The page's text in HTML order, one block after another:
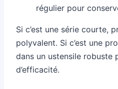
régulier pour
Si c’est une série courte,
polyvalent. Si c’est une
dans un ustensile robuste
d’efficacité.